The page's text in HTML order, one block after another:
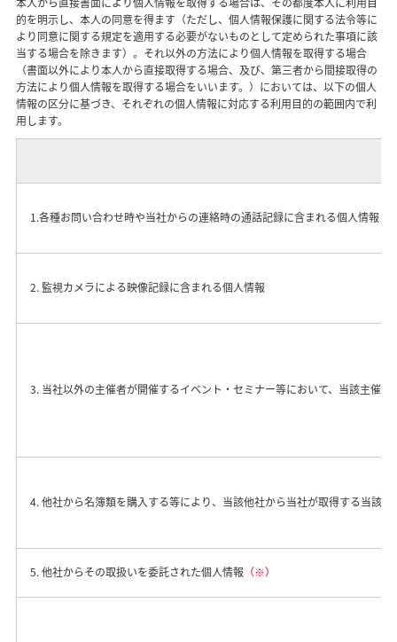
的を明示し、本人の同意を得ます（ただし、個人情報保護に関する法令等に
より同意に関する規定を適用する必要がないものとして定められた事項に該
当する場合を除きます）。それ以外の方法により個人情報を取得する場合
（書面以外により本人から直接取得する場合、及び、第三者から間接取得の
方法により個人情報を取得する場合をいいます。）においては、以下の個人
情報の区分に基づき、それぞれの個人情報に対応する利用目的の範囲内で利
用します。
1.各種お問い合わせ時や当社からの連絡時の通話記録に含まれる個人情報
2. 監視カメラによる映像記録に含まれる個人情報
3. 当社以外の主催者が開催するイベント・セミナー等において、当該主催
4. 他社から名簿類を購入する等により、当該他社から当社が取得する当該
5. 他社からその取扱いを委託された個人情報 （※）